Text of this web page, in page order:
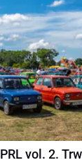
vol. 2.